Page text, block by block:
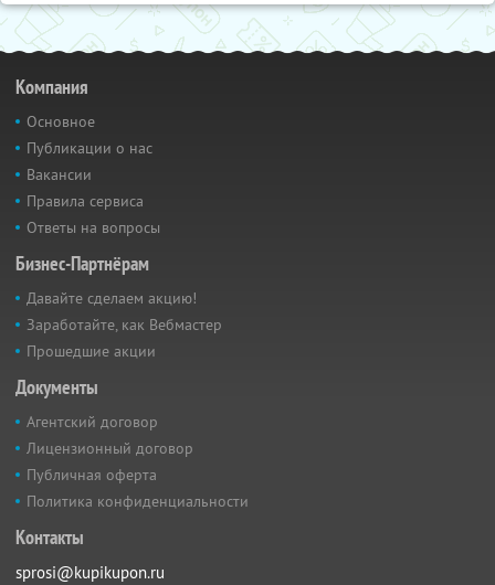
Компания
Основное
Публикации о нас
Вакансии
Правила сервиса
Ответы на вопросы
Бизнес-Партнёрам
Давайте сделаем акцию!
Заработайте, как Вебмастер
Прошедшие акции
Документы
Агентский договор
Лицензионный договор
Публичная оферта
Политика конфиденциальности
Контакты
sprosi@kupikupon.ru